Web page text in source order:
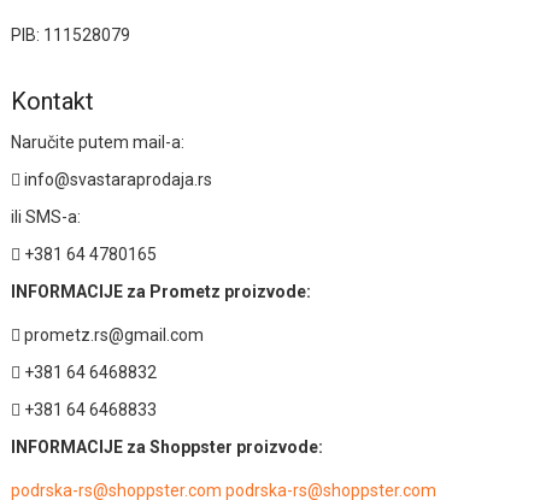
PIB: 111528079
Kontakt
Naručite putem mail-a:
info@svastaraprodaja.rs
ili SMS-a:
+381 64 4780165
INFORMACIJE za Prometz proizvode:
prometz.rs@gmail.com
+381 64 6468832
+381 64 6468833
INFORMACIJE za Shoppster proizvode:
podrska-rs@shoppster.com podrska-rs@shoppster.com